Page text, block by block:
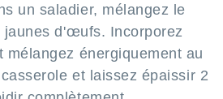
un saladier, mélangez le
d'œufs. Incorporez
énergiquement au
et laissez épaissir 2